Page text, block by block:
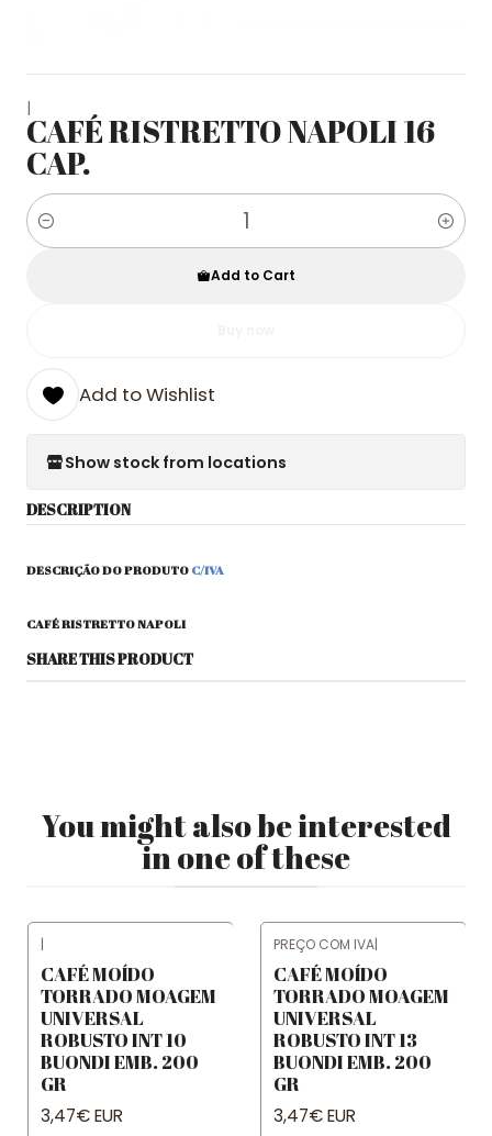
|
CAFÉ RISTRETTO NAPOLI 16
CAP.
Quantity
Add to Cart
Add to Wishlist
Show stock from locations
DESCRIPTION
DESCRIÇÃO DO PRODUTO C/IVA
CAFÉ RISTRETTO NAPOLI
SHARE THIS PRODUCT
You might also be interested
in one of these
|
CAFÉ MOÍDO
TORRADO MOAGEM
UNIVERSAL
ROBUSTO INT 10
BUONDI EMB. 200
GR
3,47€ EUR
PREÇO COM IVA|
CAFÉ MOÍDO
TORRADO MOAGEM
UNIVERSAL
ROBUSTO INT 13
BUONDI EMB. 200
GR
3,47€ EUR